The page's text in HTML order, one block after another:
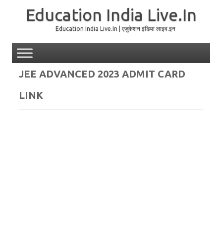
Education India Live.In
Education India Live.In | एजुकेशन इंडिया लाइव.इन
JEE ADVANCED 2023 ADMIT CARD
LINK